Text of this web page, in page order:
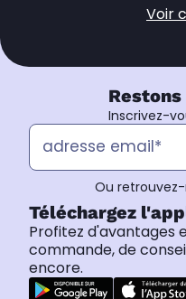
Voir
Inscrivez-
Ou retrouvez-
Téléchargez
Profitez d'avantages
commande, de
encore.